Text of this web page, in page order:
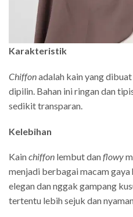
Karakteristik
Chiffonadalah kain yang
dipilin. Bahan ini ringan dan
sedikit transparan.
Kelebihan
Kainchiffon lembut danflowy
menjadi berbagai macam
elegan dan nggak gampang
tertentu lebih sejuk dan